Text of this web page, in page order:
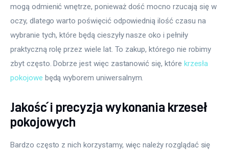
mogą odmienić wnętrze, ponieważ dość mocno rzucają się w
oczy, dlatego warto poświęcić odpowiednią ilość czasu na
wybranie tych, które będą cieszyły nasze oko i pełniły
praktyczną rolę przez wiele lat. To zakup, którego nie robimy
zbyt często. Dobrze jest więc zastanowić się, które krzesła
pokojowe będą wyborem uniwersalnym.
Jakość i precyzja wykonania krzeseł
pokojowych
Bardzo często z nich korzystamy, więc należy rozglądać się